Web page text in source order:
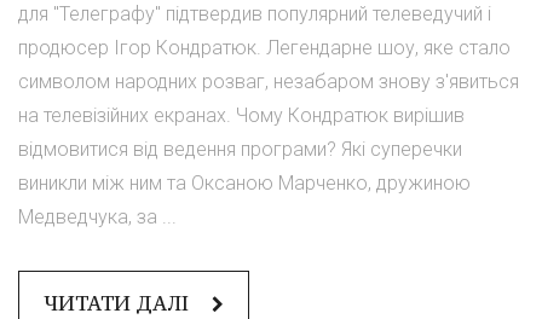
для "Телеграфу" підтвердив популярний телеведучий і
продюсер Ігор Кондратюк. Легендарне шоу, яке стало
символом народних розваг, незабаром знову з'явиться
на телевізійних екранах. Чому Кондратюк вирішив
відмовитися від ведення програми? Які суперечки
виникли між ним та Оксаною Марченко, дружиною
Медведчука, за ...
ЧИТАТИ ДАЛІ